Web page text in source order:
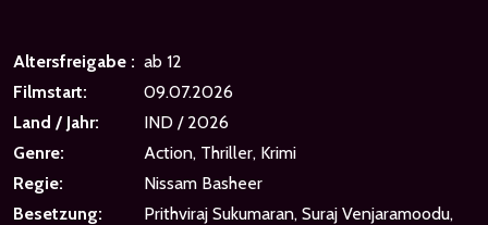
Altersfreigabe : ab 12
Filmstart:
09.07.2026
Land / Jahr:
IND / 2026
Genre:
Action, Thriller, Krimi
Regie:
Nissam Basheer
Besetzung:
Prithviraj Sukumaran, Suraj Venjaramoodu,